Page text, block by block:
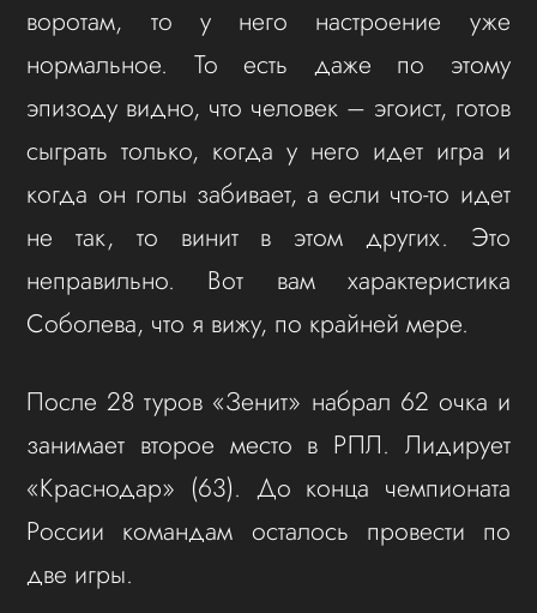
воротам, то у него настроение уже
нормальное. То есть даже по этому
эпизоду видно, что человек – эгоист, готов
сыграть только, когда у него идет игра и
когда он голы забивает, а если что-то идет
не так, то винит в этом других. Это
неправильно. Вот вам характеристика
Соболева, что я вижу, по крайней мере.
После 28 туров «Зенит» набрал 62 очка и
занимает второе место в РПЛ. Лидирует
«Краснодар» (63). До конца чемпионата
России командам осталось провести по
две игры.